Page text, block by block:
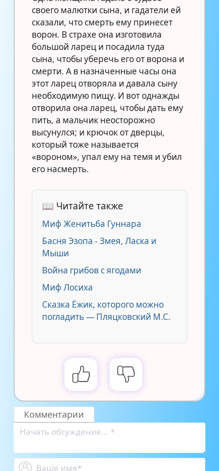
своего малютки сына, и гадатели ей
сказали, что смерть ему принесет
ворон. В страхе она изготовила
большой ларец и посадила туда
сына, чтобы уберечь его от ворона и
смерти. А в назначенные часы она
этот ларец отворяла и давала сыну
необходимую пищу. И вот однажды
отворила она ларец, чтобы дать ему
пить, а мальчик неосторожно
высунулся; и крючок от дверцы,
который тоже называется
«вороном», упал ему на темя и убил
его насмерть.
📖 Читайте также
Миф Женитьба Гуннара
Басня Эзопа - Змея, Ласка и
Мыши
Война грибов с ягодами
Миф Лосиха
Сказка Ёжик, которого можно
погладить — Пляцковский М.С.
Комментарии